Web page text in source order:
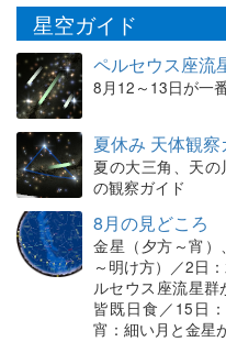
星空ガイド
ペルセウス座流
8月12～13日が一
夏休み 天体観察
夏の大三角、天
の観察ガイド
8月の見どころ
金星（夕方～宵
～明け方）／2日
ルセウス座流星
皆既日食／15日
宵：細い月と金星